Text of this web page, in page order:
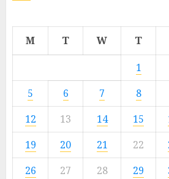
M T W T
1
5
6 7 8
12
13 14 15
19
20 21 22
26
27 28 29